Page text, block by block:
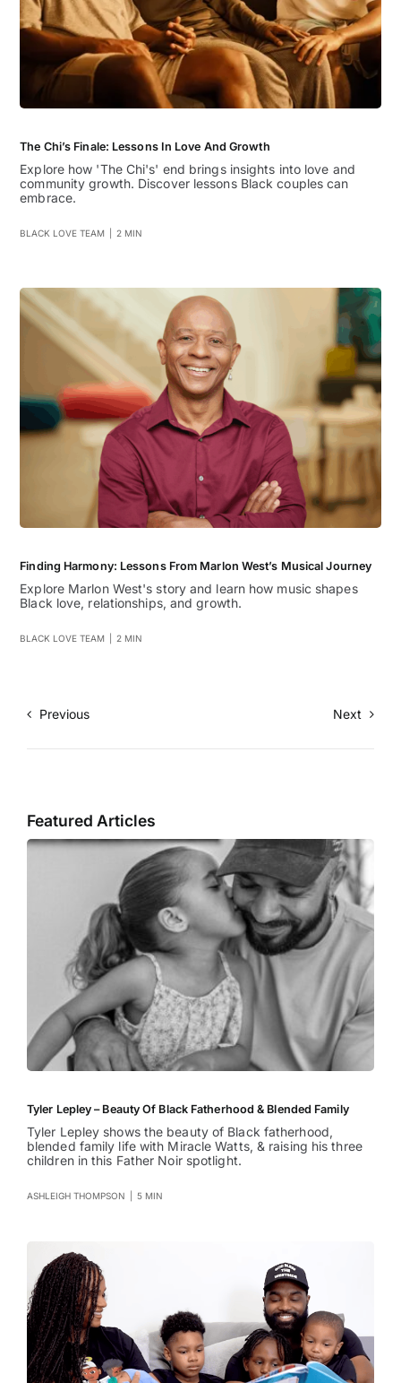
The Chi’s Finale: Lessons In Love And Growth
Explore how 'The Chi's' end brings insights into love and
community growth. Discover lessons Black couples can
embrace.
BLACK LOVE TEAM 2 MIN
Finding Harmony: Lessons From Marlon West’s Musical Journey
Explore Marlon West's story and learn how music shapes
Black love, relationships, and growth.
BLACK LOVE TEAM 2 MIN
Previous Next
Featured Articles
Tyler Lepley – Beauty Of Black Fatherhood & Blended Family
Tyler Lepley shows the beauty of Black fatherhood,
blended family life with Miracle Watts, & raising his three
children in this Father Noir spotlight.
ASHLEIGH THOMPSON 5 MIN